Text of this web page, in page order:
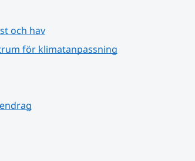
och hav
för klimatanpassning